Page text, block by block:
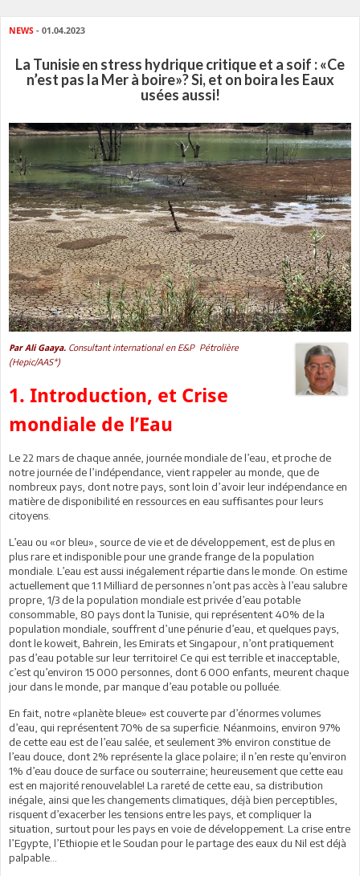
NEWS - 01.04.2023
La Tunisie en stress hydrique critique et a soif : «Ce
n’est pas la Mer à boire»? Si, et on boira les Eaux
usées aussi!
Par Ali Gaaya. Consultant international en E&P Pétrolière
(Hepic/AAS*)
1. Introduction, et Crise
mondiale de l’Eau
Le 22 mars de chaque année, journée mondiale de l’eau, et proche de
notre journée de l’indépendance, vient rappeler au monde, que de
nombreux pays, dont notre pays, sont loin d’avoir leur indépendance en
matière de disponibilité en ressources en eau suffisantes pour leurs
citoyens.
L’eau ou «or bleu», source de vie et de développement, est de plus en
plus rare et indisponible pour une grande frange de la population
mondiale. L’eau est aussi inégalement répartie dans le monde. On estime
actuellement que 1.1 Milliard de personnes n’ont pas accès à l’eau salubre
propre, 1/3 de la population mondiale est privée d’eau potable
consommable, 80 pays dont la Tunisie, qui représentent 40% de la
population mondiale, souffrent d’une pénurie d’eau, et quelques pays,
dont le koweit, Bahrein, les Emirats et Singapour, n’ont pratiquement
pas d’eau potable sur leur territoire! Ce qui est terrible et inacceptable,
c’est qu’environ 15 000 personnes, dont 6 000 enfants, meurent chaque
jour dans le monde, par manque d’eau potable ou polluée.
En fait, notre «planète bleue» est couverte par d’énormes volumes
d’eau, qui représentent 70% de sa superficie. Néanmoins, environ 97%
de cette eau est de l’eau salée, et seulement 3% environ constitue de
l’eau douce, dont 2% représente la glace polaire; il n’en reste qu’environ
1% d’eau douce de surface ou souterraine; heureusement que cette eau
est en majorité renouvelable! La rareté de cette eau, sa distribution
inégale, ainsi que les changements climatiques, déjà bien perceptibles,
risquent d’exacerber les tensions entre les pays, et compliquer la
situation, surtout pour les pays en voie de développement. La crise entre
l’Egypte, l’Ethiopie et le Soudan pour le partage des eaux du Nil est déjà
palpable…